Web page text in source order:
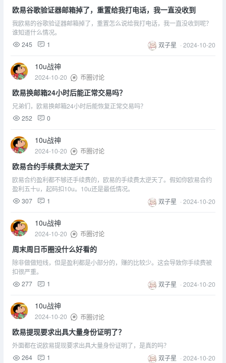
欧易谷歌验证器邮箱掉了，重置给我打电话，我一直没收到
我欧易的谷歌验证器邮箱掉了，重置怎么说给我打电话，我一直没收到呢？
谁知道什么情况。
245
1 双子星 · 2024-10-20
10u战神
2024-10-20 币圈讨论
欧易换邮箱24小时后能正常交易吗？
兄弟们，欧易换邮箱24小时后能恢复正常交易吗？
252
0
10u战神
2024-10-20 币圈讨论
欧易合约手续费太逆天了
欧易合约盈利都不够还手续费的，欧易的手续费太逆天了。假如你欧易合约
盈利五十u，起码扣10u。10u还是最低情况。
307
1 双子星 · 2024-10-20
10u战神
2024-10-20 币圈讨论
周末周日币圈没什么好看的
除非做做短线，但是盈利都是小部分的，赚的比较少。这会导致你手续费被
扣很严重。
277
1 双子星 · 2024-10-20
10u战神
2024-10-20 币圈讨论
欧易提现要求出具大量身份证明了？
外面都在说欧易提现要求出具大量身份证明了，是真的吗？
264
1 双子星 · 2024-10-20